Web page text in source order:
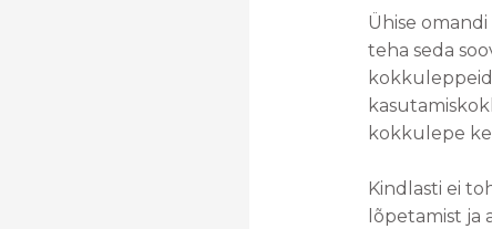
Ühise
teha seda
kokkuleppeid
kokkulepe
Kindlasti ei
lõpetamist ja